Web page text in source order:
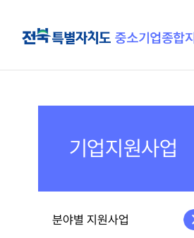
기업지원사업
분야별 지원사업